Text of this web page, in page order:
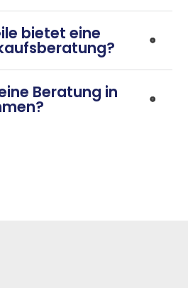
bietet eine
Beratung in